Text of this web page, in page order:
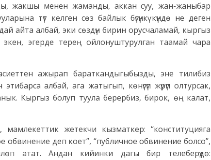
жакшы менен жаманды, аккан суу, жан-жаныбар
түт келген сөз байлык бүгүнкү күндө не деген
айта албай, эки сөздүн бирин орусчаламай, кыргыз
эгерде терең ойлонуштурулган таамай чара
ажырап бараткандыгыбызды, эне тилибиз
албай, ага жатыгып, көнүгүп жүрүп олтурсак,
Кыргыз болуп туула берербиз, бирок, өң калат,
мамлекеттик жетекчи кызматкер: “конституцияга
обвинение деп коет”, “публичное обвинение болсо”,
атат. Андан кийинки дагы бир телеберүүдө: